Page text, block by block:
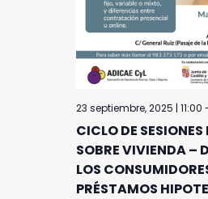
CICLO DE
SOBRE VIVIENDA –
LOS
PRÉSTAMOS
23 septiembre, 2025 | 11:00